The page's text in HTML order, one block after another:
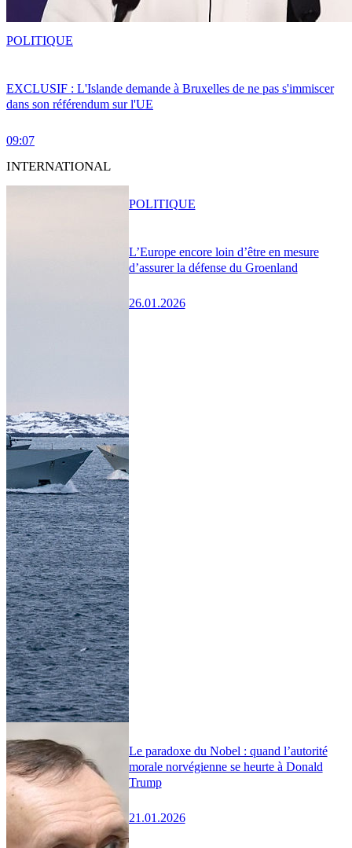
EXCLUSIF : L'Islande demande à Bruxelles de ne pas s'immiscer
dans son référendum sur l'UE
09:07
POLITIQUE
INTERNATIONAL
L’Europe encore loin d’être en mesure
d’assurer la défense du Groenland
26.01.2026
POLITIQUE
Le paradoxe du Nobel : quand l’autorité
morale norvégienne se heurte à Donald
Trump
21.01.2026